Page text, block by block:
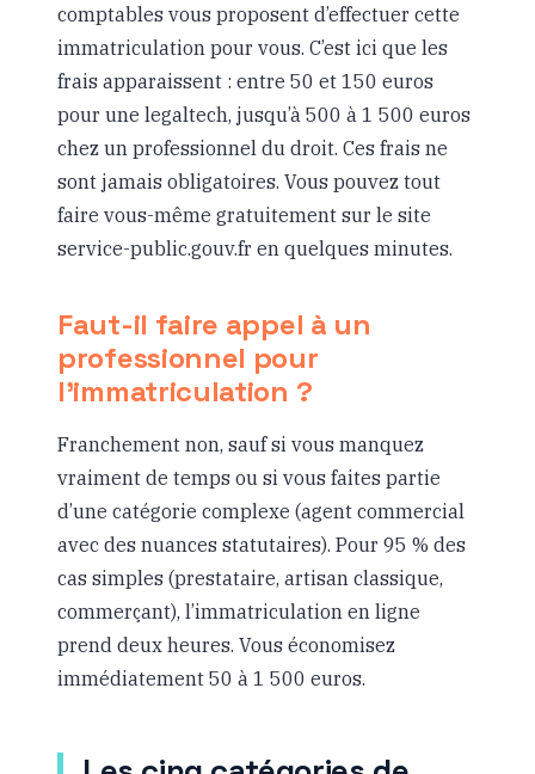
comptables vous proposent d’effectuer cette
immatriculation pour vous. C’est ici que les
frais apparaissent : entre 50 et 150 euros
pour une legaltech, jusqu’à 500 à 1 500 euros
chez un professionnel du droit. Ces frais ne
sont jamais obligatoires. Vous pouvez tout
faire vous-même gratuitement sur le site
service-public.gouv.fr en quelques minutes.
Faut-il faire appel à un
professionnel pour
l’immatriculation ?
Franchement non, sauf si vous manquez
vraiment de temps ou si vous faites partie
d’une catégorie complexe (agent commercial
avec des nuances statutaires). Pour 95 % des
cas simples (prestataire, artisan classique,
commerçant), l’immatriculation en ligne
prend deux heures. Vous économisez
immédiatement 50 à 1 500 euros.